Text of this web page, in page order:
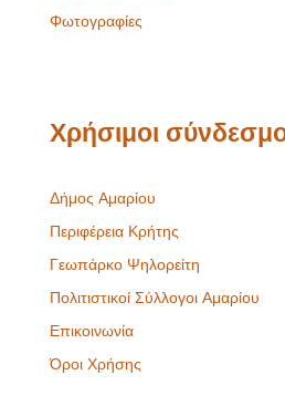
Φωτογραφίες
Χρήσιμοι
Δήμος Αμαρίου
Περιφέρεια Κρήτης
Γεωπάρκο Ψηλορείτη
Πολιτιστικοί Σύλλογοι Αμαρίου
Επικοινωνία
Όροι Χρήσης